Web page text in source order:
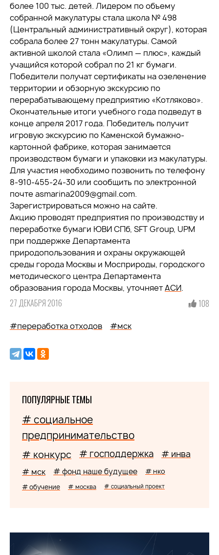
более 100 тыс. детей. Лидером по объему
собранной макулатуры стала школа № 498
(Центральный административный округ), которая
собрала более 27 тонн макулатуры. Самой
активной школой стала «Олимп — плюс», каждый
учащийся которой собрал по 21 кг бумаги.
Победители получат сертификаты на озеленение
территории и обзорную экскурсию по
перерабатывающему предприятию «Котляково».
Окончательные итоги учебного года подведут в
конце апреля 2017 года. Победитель получит
игровую экскурсию по Каменской бумажно-
картонной фабрике, которая занимается
производством бумаги и упаковки из макулатуры.
Для участия необходимо позвонить по телефону
8-910-455-24-30 или сообщить по электронной
почте asmarina2009@gmail.com.
Зарегистрироваться можно на сайте.
Акцию проводят предприятия по производству и
переработке бумаги ЮВИ СПб, SFT Group, UPM
при поддержке Департамента
природопользования и охраны окружающей
среды города Москвы и Мосприроды, городского
методического центра Департамента
образования города Москвы, уточняетАСИ.
27 ДЕКАБРЯ 2016 108
#переработка отходов #мск
ПОПУЛЯРНЫЕ ТЕМЫ
# социальное
предпринимательство
# конкурс # господдержка # инва
# мск # фонд наше будущее # нко
# обучение # москва # социальный проект